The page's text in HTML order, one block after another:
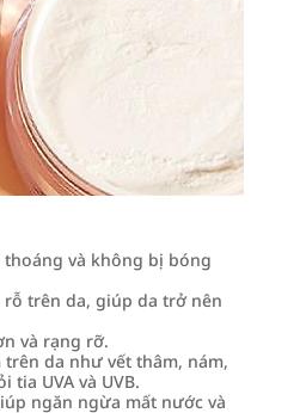
và không bị bóng
trên da, giúp da trở nên
và rạng rỡ.
da như vết thâm, nám,
UVA và UVB.
ngăn ngừa mất nước và